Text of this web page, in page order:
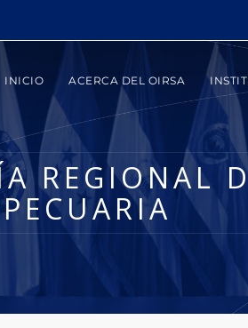
INICIO ACERCA DEL OIRSA
REGIONAL